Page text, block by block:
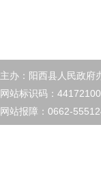
主办：阳西县人民政府
网站标识码：
网站报障：0662-